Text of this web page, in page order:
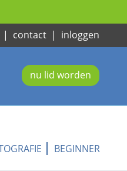
| contact | inloggen
nu lid worden
BEGINNER